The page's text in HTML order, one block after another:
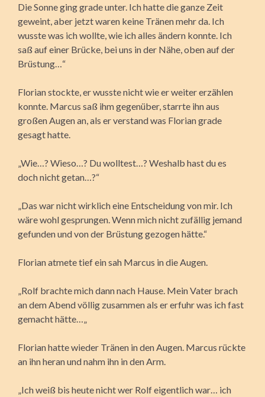
Die Sonne ging grade unter. Ich hatte die ganze Zeit
geweint, aber jetzt waren keine Tränen mehr da. Ich
wusste was ich wollte, wie ich alles ändern konnte. Ich
saß auf einer Brücke, bei uns in der Nähe, oben auf der
Brüstung…“
Florian stockte, er wusste nicht wie er weiter erzählen
konnte. Marcus saß ihm gegenüber, starrte ihn aus
großen Augen an, als er verstand was Florian grade
gesagt hatte.
„Wie…? Wieso…? Du wolltest…? Weshalb hast du es
doch nicht getan…?“
„Das war nicht wirklich eine Entscheidung von mir. Ich
wäre wohl gesprungen. Wenn mich nicht zufällig jemand
gefunden und von der Brüstung gezogen hätte.“
Florian atmete tief ein sah Marcus in die Augen.
„Rolf brachte mich dann nach Hause. Mein Vater brach
an dem Abend völlig zusammen als er erfuhr was ich fast
gemacht hätte…„
Florian hatte wieder Tränen in den Augen. Marcus rückte
an ihn heran und nahm ihn in den Arm.
„Ich weiß bis heute nicht wer Rolf eigentlich war… ich